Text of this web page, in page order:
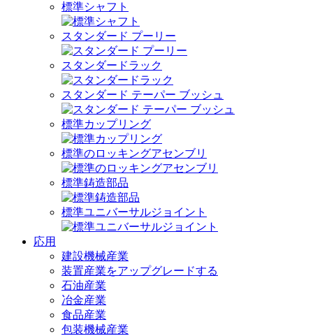
標準シャフト
スタンダード プーリー
スタンダードラック
スタンダード テーパー ブッシュ
標準カップリング
標準のロッキングアセンブリ
標準鋳造部品
標準ユニバーサルジョイント
応用
建設機械産業
装置産業をアップグレードする
石油産業
冶金産業
食品産業
包装機械産業